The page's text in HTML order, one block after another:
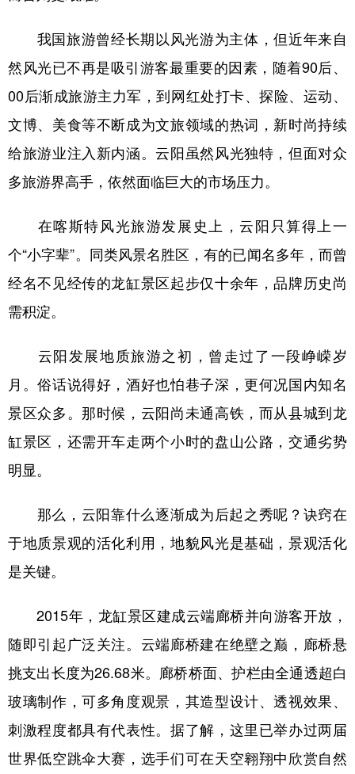
我国旅游曾经长期以风光游为主体，但近年来自
然风光已不再是吸引游客最重要的因素，随着90后、
00后渐成旅游主力军，到网红处打卡、探险、运动、
文博、美食等不断成为文旅领域的热词，新时尚持续
给旅游业注入新内涵。云阳虽然风光独特，但面对众
多旅游界高手，依然面临巨大的市场压力。
在喀斯特风光旅游发展史上，云阳只算得上一
个“小字辈”。同类风景名胜区，有的已闻名多年，而曾
经名不见经传的龙缸景区起步仅十余年，品牌历史尚
需积淀。
云阳发展地质旅游之初，曾走过了一段峥嵘岁
月。俗话说得好，酒好也怕巷子深，更何况国内知名
景区众多。那时候，云阳尚未通高铁，而从县城到龙
缸景区，还需开车走两个小时的盘山公路，交通劣势
明显。
那么，云阳靠什么逐渐成为后起之秀呢？诀窍在
于地质景观的活化利用，地貌风光是基础，景观活化
是关键。
2015年，龙缸景区建成云端廊桥并向游客开放，
随即引起广泛关注。云端廊桥建在绝壁之巅，廊桥悬
挑支出长度为26.68米。廊桥桥面、护栏由全通透超白
玻璃制作，可多角度观景，其造型设计、透视效果、
刺激程度都具有代表性。据了解，这里已举办过两届
世界低空跳伞大赛，选手们可在天空翱翔中欣赏自然